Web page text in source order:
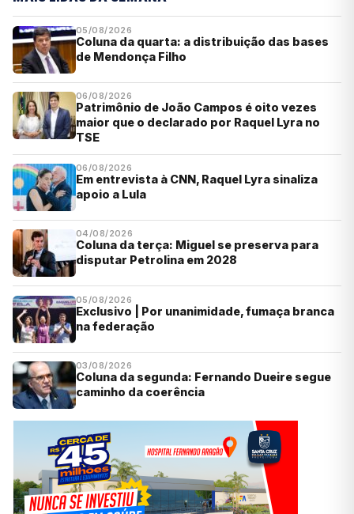
05/08/2026
Coluna da quarta: a distribuição das bases
de Mendonça Filho
06/08/2026
Patrimônio de João Campos é oito vezes
maior que o declarado por Raquel Lyra no
TSE
06/08/2026
Em entrevista à CNN, Raquel Lyra sinaliza
apoio a Lula
04/08/2026
Coluna da terça: Miguel se preserva para
disputar Petrolina em 2028
05/08/2026
Exclusivo | Por unanimidade, fumaça branca
na federação
03/08/2026
Coluna da segunda: Fernando Dueire segue
caminho da coerência